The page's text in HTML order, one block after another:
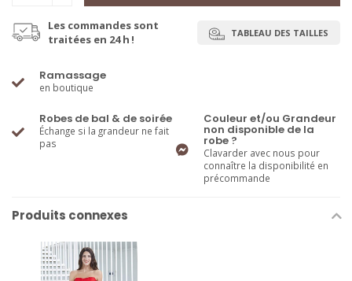
Les commandes sont
traitées en 24 h !
TABLEAU DES TAILLES
Ramassage
en boutique
Robes de bal & de soirée
Échange si la grandeur ne fait
pas
Couleur et/ou Grandeur
non disponible de la
robe ?
Clavarder avec nous pour
connaître la disponibilité en
précommande
Produits connexes